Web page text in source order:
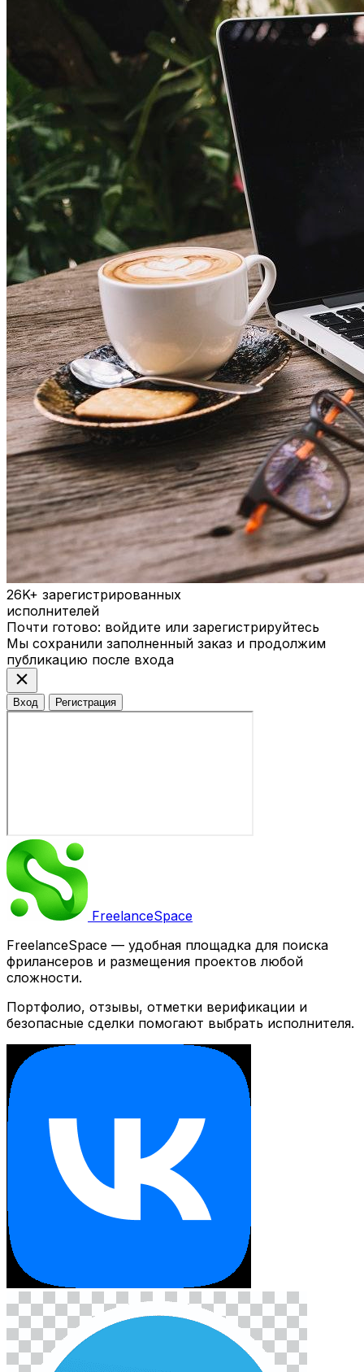
26K+ зарегистрированных
исполнителей
Почти готово: войдите или зарегистрируйтесь
Мы сохранили заполненный заказ и продолжим
публикацию после входа
close
Вход Регистрация
FreelanceSpace
FreelanceSpace — удобная площадка для поиска
фрилансеров и размещения проектов любой
сложности.
Портфолио, отзывы, отметки верификации и
безопасные сделки помогают выбрать исполнителя.